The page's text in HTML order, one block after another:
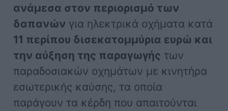
ανάμεσα στον περιορισμό των
δαπανών για ηλεκτρικά οχήματα κατά
11 περίπου δισεκατομμύρια ευρώ και
την αύξηση της παραγωγής των
παραδοσιακών οχημάτων με κινητήρα
εσωτερικής καύσης, τα οποία
παράγουν τα κέρδη που απαιτούνται